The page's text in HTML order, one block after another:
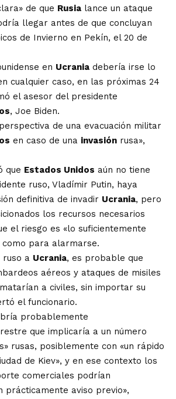
de que Rusia lance un ataque
llegar antes de que concluyan
de Invierno en Pekín, el 20 de
en Ucrania debería irse lo
cualquier caso, en las próximas 24
el asesor del presidente
, Joe Biden.
de una evacuación militar
en caso de una invasión rusa»,
que Estados Unidos aún no tiene
ruso, Vladímir Putin, haya
definitiva de invadir Ucrania, pero
los recursos necesarios
el riesgo es «lo suficientemente
para alarmarse.
ruso a Ucrania, es probable que
aéreos y ataques de misiles
a civiles, sin importar su
el funcionario.
probablemente
que implicaría a un número
rusas, posiblemente con «un rápido
de Kiev», y en ese contexto los
comerciales podrían
prácticamente aviso previo»,